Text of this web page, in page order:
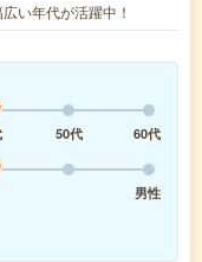
い年代が活躍中！
50代
60代
男性